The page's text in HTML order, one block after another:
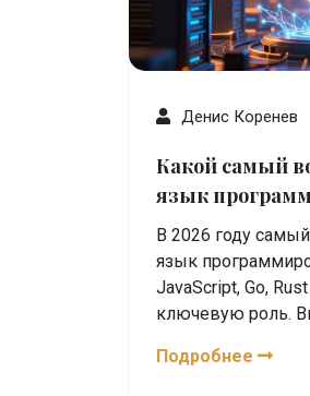
Денис Коренев
Какой самый
язык
году
В 2026 году
язык
JavaScript, Go,
ключевую роль.
безопасность или
Подробнее